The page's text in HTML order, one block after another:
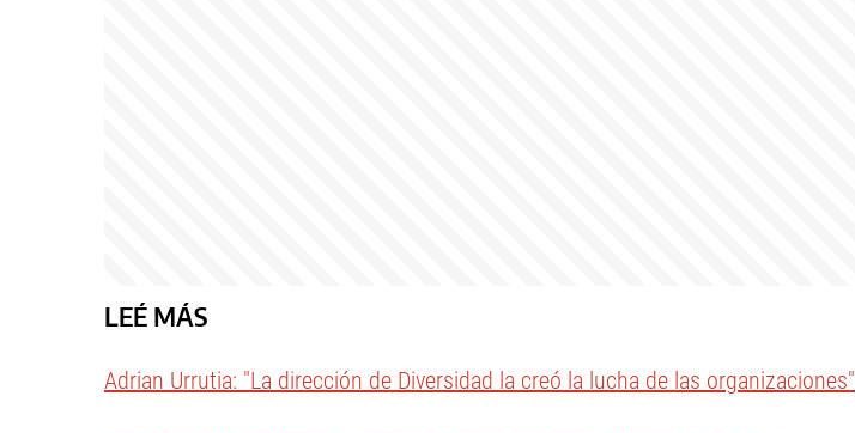
LEÉ MÁS
Adrian Urrutia: "La dirección de Diversidad la creó la lucha de las organizaciones"